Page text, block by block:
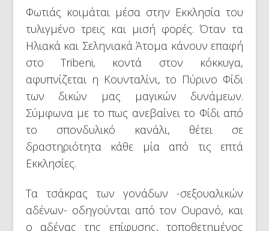
Φωτιάς κοιμάται μέσα στην Εκκλησία του
τυλιγμένο τρεις και μισή φορές. Όταν τα
Ηλιακά και Σεληνιακά Άτομα κάνουν επαφή
στο Tribeni, κοντά στον κόκκυγα,
αφυπνίζεται η Κουνταλίνι, το Πύρινο Φίδι
των δικών μας μαγικών δυνάμεων.
Σύμφωνα με το πως ανεβαίνει το Φίδι από
το σπονδυλικό κανάλι, θέτει σε
δραστηριότητα κάθε μία από τις επτά
Εκκλησίες.
Τα τσάκρας των γονάδων -σεξουαλικών
αδένων- οδηγούνται από τον Ουρανό, και
ο αδένας της επίφυσης, τοποθετημένος